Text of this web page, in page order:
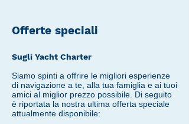
Offerte speciali
Sugli Yacht Charter
Siamo spinti a offrire le migliori esperienze
di navigazione a te, alla tua famiglia e ai tuoi
amici al miglior prezzo possibile. Di seguito
è riportata la nostra ultima offerta speciale
attualmente disponibile: